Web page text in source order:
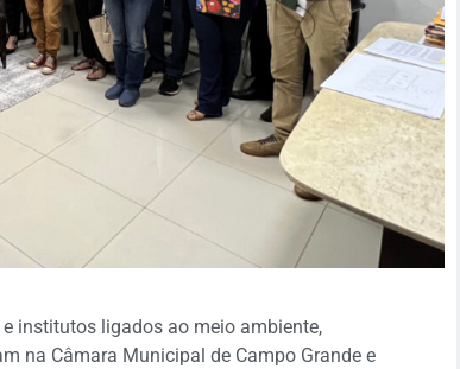
institutos ligados ao meio ambiente,
na Câmara Municipal de Campo Grande e